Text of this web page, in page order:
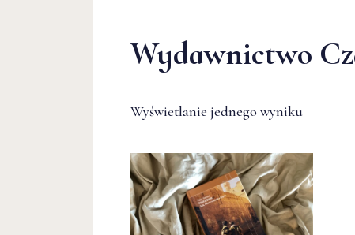
Wydawnictwo
Wyświetlanie jednego wyniku